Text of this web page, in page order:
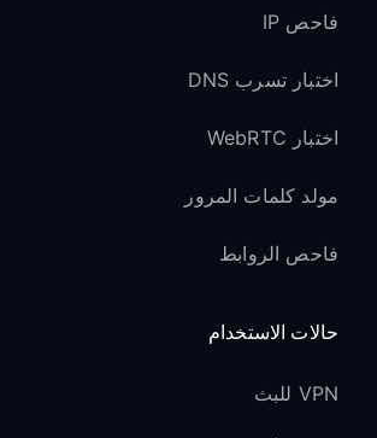
فاحص IP
اختبار تسرب DNS
اختبار WebRTC
مولد كلمات المرور
فاحص الروابط
حالات الاستخدام
VPN للبث